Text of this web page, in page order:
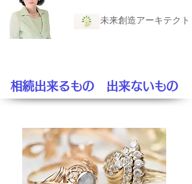
未来創造アーキテクト
相続出来るもの 出来ないもの